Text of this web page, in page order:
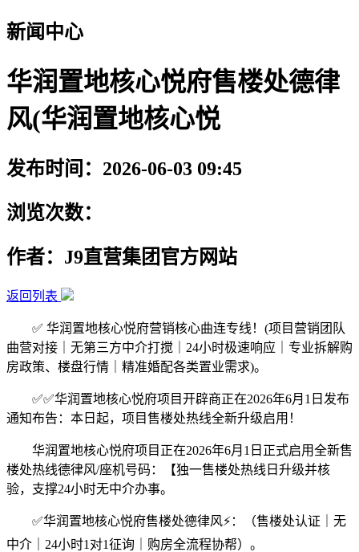
新闻中心
华润置地核心悦府售楼处德律
风(华润置地核心悦
发布时间：2026-06-03 09:45
浏览次数：
作者：J9直营集团官方网站
返回列表
✅ 华润置地核心悦府营销核心曲连专线！(项目营销团队
曲营对接｜无第三方中介打搅｜24小时极速响应｜专业拆解购
房政策、楼盘行情｜精准婚配各类置业需求)。
✅✅华润置地核心悦府项目开辟商正在2026年6月1日发布
通知布告：本日起，项目售楼处热线全新升级启用！
华润置地核心悦府项目正在2026年6月1日正式启用全新售
楼处热线德律风/座机号码：【独一售楼处热线日升级并核
验，支撑24小时无中介办事。
✅华润置地核心悦府售楼处德律风⚡：（售楼处认证｜无
中介｜24小时1对1征询｜购房全流程协帮）。